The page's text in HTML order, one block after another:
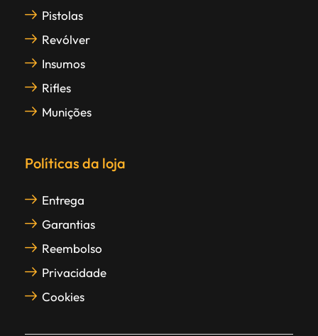
Pistolas
Revólver
Insumos
Rifles
Munições
Políticas da loja
Entrega
Garantias
Reembolso
Privacidade
Cookies